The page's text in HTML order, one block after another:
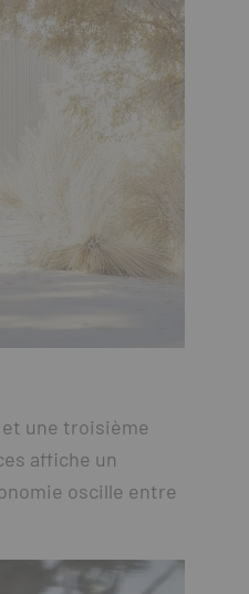
et une troisième
affiche un
oscille entre